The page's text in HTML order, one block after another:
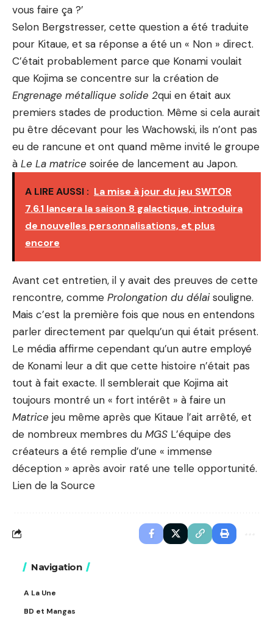
vous faire ça ?’
Selon Bergstresser, cette question a été traduite
pour Kitaue, et sa réponse a été un « Non » direct.
C’était probablement parce que Konami voulait
que Kojima se concentre sur la création de
Engrenage métallique solide 2qui en était aux
premiers stades de production. Même si cela aurait
pu être décevant pour les Wachowski, ils n’ont pas
eu de rancune et ont quand même invité le groupe
à Le La matrice soirée de lancement au Japon.
A LIRE AUSSI : La mise à jour du jeu SWTOR
7.6.1 lancera la saison 8 galactique, introduira
de nouvelles personnalisations, et plus
encore
Avant cet entretien, il y avait des preuves de cette
rencontre, comme Prolongation du délaisouligne.
Mais c’est la première fois que nous en entendons
parler directement par quelqu’un qui était présent.
Le média affirme cependant qu’un autre employé
de Konami leur a dit que cette histoire n’était pas
tout à fait exacte. Il semblerait que Kojima ait
toujours montré un « fort intérêt » à faire un
Matrice jeu même après que Kitaue l’ait arrêté, et
de nombreux membres du MGS L’équipe des
créateurs a été remplie d’une « immense
déception » après avoir raté une telle opportunité.
Lien de la Source
Navigation
A La Une
BD et Mangas